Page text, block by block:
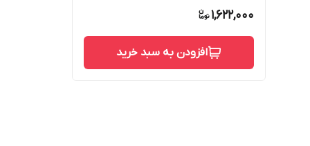
1,622,000
افزودن به سبد خرید